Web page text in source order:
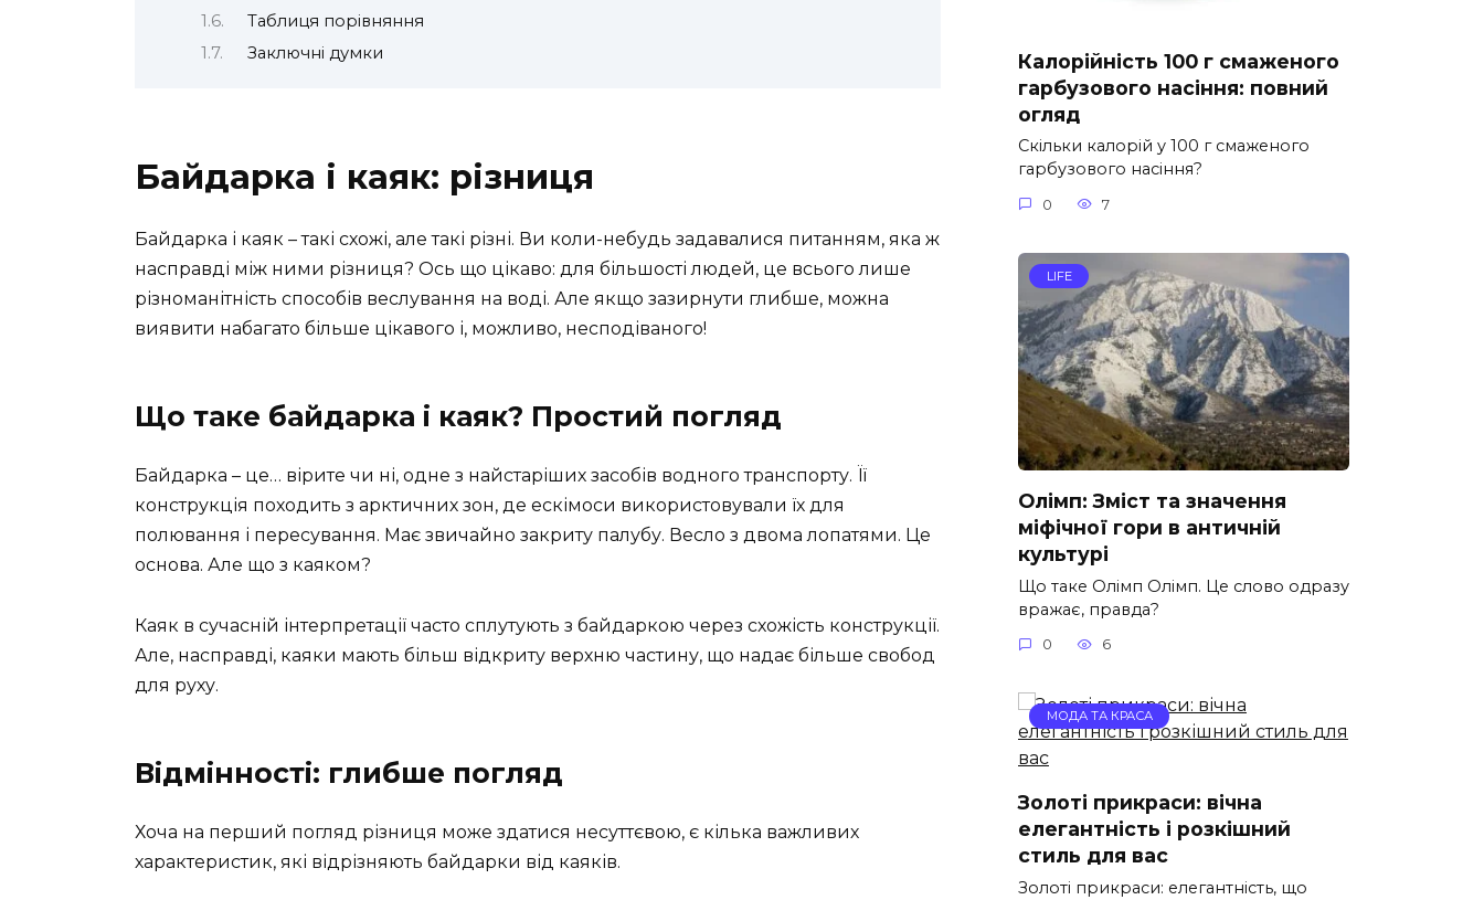
Таблиця порівняння
Заключні думки
Байдарка і каяк: різниця
Байдарка і каяк – такі схожі, але такі різні. Ви коли-небудь задавалися питанням, яка ж
насправді між ними різниця? Ось що цікаво: для більшості людей, це всього лише
різноманітність способів веслування на воді. Але якщо зазирнути глибше, можна
виявити набагато більше цікавого і, можливо, несподіваного!
Що таке байдарка і каяк? Простий погляд
Байдарка – це… вірите чи ні, одне з найстаріших засобів водного транспорту. Її
конструкція походить з арктичних зон, де ескімоси використовували їх для
полювання і пересування. Має звичайно закриту палубу. Весло з двома лопатями. Це
основа. Але що з каяком?
Каяк в сучасній інтерпретації часто сплутують з байдаркою через схожість конструкції.
Але, насправді, каяки мають більш відкриту верхню частину, що надає більше свобод
для руху.
Відмінності: глибше погляд
Хоча на перший погляд різниця може здатися несуттєвою, є кілька важливих
характеристик, які відрізняють байдарки від каяків.
Калорійність 100 г смаженого
гарбузового насіння: повний
огляд
Скільки калорій у 100 г смаженого
гарбузового насіння?
0 7
LIFE
Олімп: Зміст та значення
міфічної гори в античній
культурі
Що таке Олімп Олімп. Це слово одразу
вражає, правда?
0 6
МОДА ТА КРАСА
Золоті прикраси: вічна
елегантність і розкішний
стиль для вас
Золоті прикраси: елегантність, що